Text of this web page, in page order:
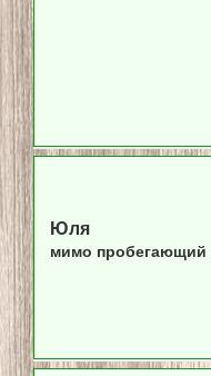
Юля
мимо пробегающий